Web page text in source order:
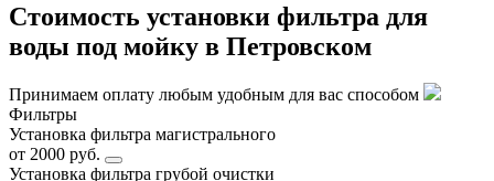
Стоимость установки фильтра для
воды под мойку в Петровском
Принимаем оплату любым удобным для вас способом
Фильтры
Установка фильтра магистрального
от 2000 руб.
Установка фильтра грубой очистки